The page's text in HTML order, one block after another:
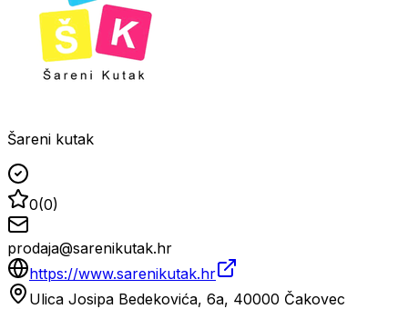
Šareni kutak
0(0)
prodaja@sarenikutak.hr
https://www.sarenikutak.hr
Ulica Josipa Bedekovića, 6a, 40000 Čakovec